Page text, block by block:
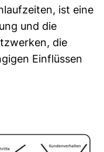
ist eine
und die
die
Einflüssen